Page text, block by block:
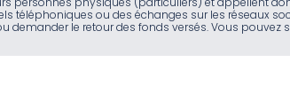
personnes physiques (particuliers) et appellent
téléphoniques ou des échanges sur les réseaux
le retour des fonds versés. Vous pouvez